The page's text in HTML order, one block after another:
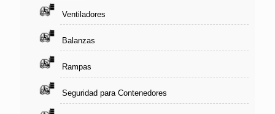
Ventiladores
Balanzas
Rampas
Seguridad para Contenedores